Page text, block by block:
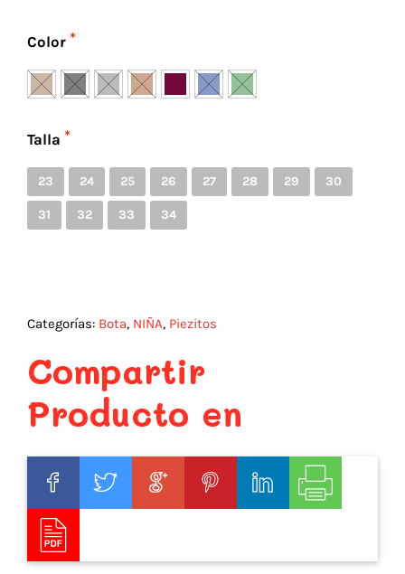
Color
Talla
23 24 25 26 27 28 29 30
31 32 33 34
Categorías: Bota, NIÑA, Piezitos
Compartir
Producto en